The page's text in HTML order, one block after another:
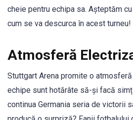
cheie pentru echipa sa. Așteptăm
cum se va descurca în acest turneu!
Atmosferă
Stuttgart Arena promite o
echipe sunt hotărâte să-și facă
continua Germania seria de victorii